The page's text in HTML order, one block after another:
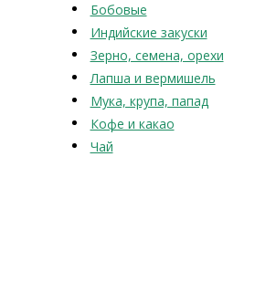
Бобовые
Индийские закуски
Зерно, семена, орехи
Лапша и вермишель
Мука, крупа, папад
Кофе и какао
Чай